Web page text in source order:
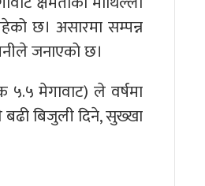
छ। असारमा सम्पन्न
जनाएको छ।
मेगावाट) ले वर्षमा
बढी बिजुली दिने, सुख्खा